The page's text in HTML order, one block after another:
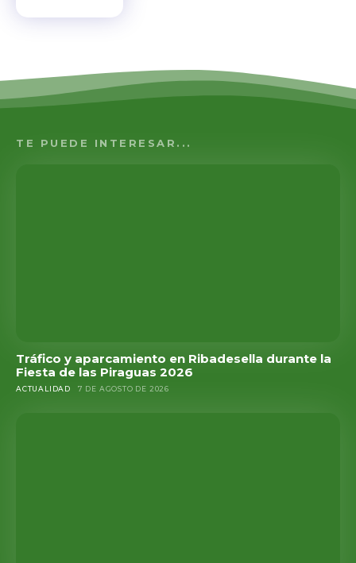
TE PUEDE INTERESAR...
Tráfico y aparcamiento en Ribadesella durante la
Fiesta de las Piraguas 2026
ACTUALIDAD 7 DE AGOSTO DE 2026